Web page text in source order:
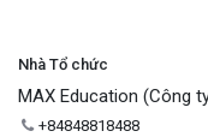
Nhà Tổ chức
MAX Education (Công
+84848818488